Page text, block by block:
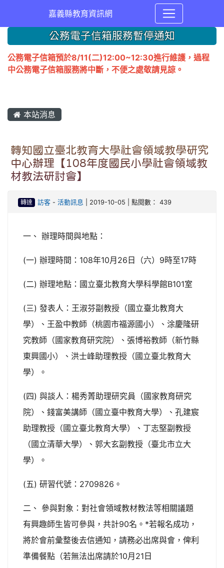
嘉義縣教育資訊網
公務電子信箱服務暫停通知
公務電子信箱預於8/11(二)12:00~12:30進行維護，過程
中公務電子信箱服務將中斷，不便之處敬請見諒。
本站消息
轉知國立臺北教育大學社會領域教學研究
中心辦理【108年度國民小學社會領域教
材教法研討會】
轉達 訪客- 活動訊息 | 2019-10-05 | 點閱數： 439
一、 辦理時間與地點：
(一) 辦理時間：108年10月26日（六）9時至17時
(二) 辦理地點：國立臺北教育大學科學館B101室
(三) 發表人：王淑芬副教授（國立臺北教育大
學）、王盈中教師（桃園市福源國小）、涂慶隆研
究教師（國家教育研究院）、張博裕教師（新竹縣
東興國小）、洪士峰助理教授（國立臺北教育大
學）。
(四) 與談人：楊秀菁助理研究員（國家教育研究
院）、錢富美講師（國立臺中教育大學）、孔建宸
助理教授（國立臺北教育大學）、丁志堅副教授
（國立清華大學）、郭大玄副教授（臺北市立大
學）。
(五) 研習代號：2709826。
二、 參與對象：對社會領域教材教法等相關議題
有興趣師生皆可參與，共計90名。*若報名成功，
將於會前彙整後去信通知，請務必出席與會，俾利
準備餐點（若無法出席請於10月21日